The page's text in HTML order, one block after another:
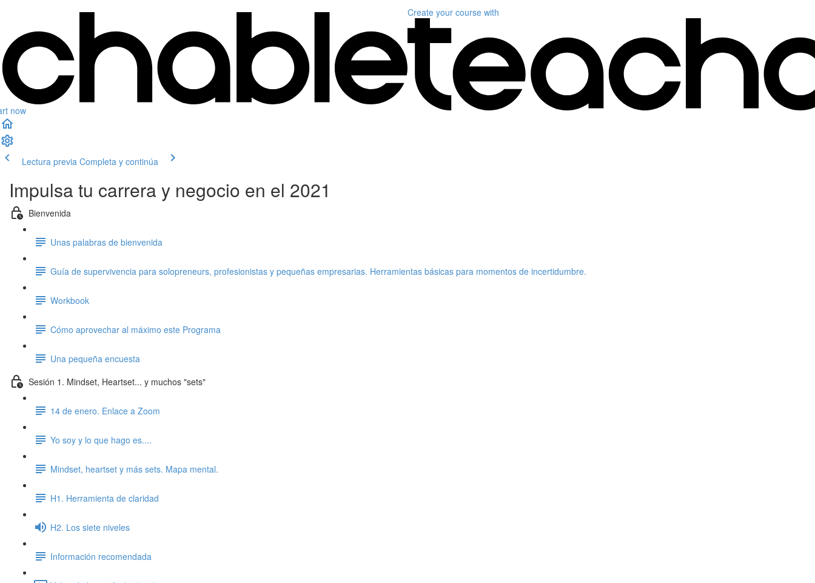
now
Create your course with
Lectura previa Completa y continúa
Impulsa tu carrera y negocio en el 2021
Bienvenida
Unas palabras de bienvenida
Guía de supervivencia para solopreneurs, profesionistas y pequeñas empresarias. Herramientas básicas para momentos de incertidumbre.
Workbook
Cómo aprovechar al máximo este Programa
Una pequeña encuesta
Sesión 1. Mindset, Heartset... y muchos "sets"
14 de enero. Enlace a Zoom
Yo soy y lo que hago es....
Mindset, heartset y más sets. Mapa mental.
H1. Herramienta de claridad
H2. Los siete niveles
Información recomendada